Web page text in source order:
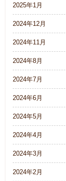
2025年1月
2024年12月
2024年11月
2024年8月
2024年7月
2024年6月
2024年5月
2024年4月
2024年3月
2024年2月